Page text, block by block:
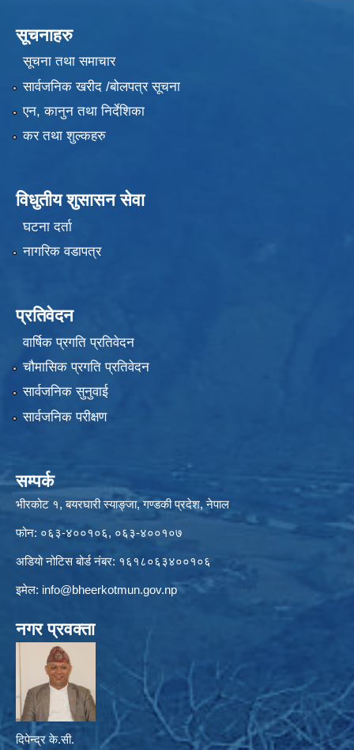
सूचनाहरु
सूचना तथा समाचार
सार्वजनिक खरीद /बोलपत्र सूचना
एन, कानुन तथा निर्देशिका
कर तथा शुल्कहरु
विधुतीय शुसासन सेवा
घटना दर्ता
नागरिक वडापत्र
प्रतिवेदन
वार्षिक प्रगति प्रतिवेदन
चौमासिक प्रगति प्रतिवेदन
सार्वजनिक सुनुवाई
सार्वजनिक परीक्षण
सम्पर्क
भीरकोट १, बयरघारी स्याङ्जा, गण्डकी प्रदेश, नेपाल
फोन: ०६३-४००१०६, ०६३-४००१०७
अडियो नोटिस बोर्ड नंबर: १६१८०६३४००१०६
इमेल: info@bheerkotmun.gov.np
नगर प्रवक्ता
दिपेन्द्र के.सी.